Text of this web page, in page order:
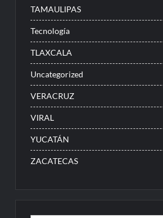
TAMAULIPAS
Tecnología
TLAXCALA
Uncategorized
VERACRUZ
VIRAL
YUCATÁN
ZACATECAS